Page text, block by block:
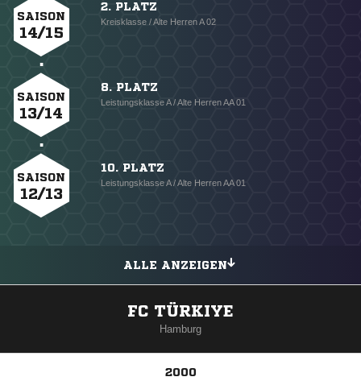
SAISON
14/15
2. PLATZ
Kreisklasse / Alte Herren A 02
SAISON
13/14
8. PLATZ
Leistungsklasse A / Alte Herren AA 01
SAISON
12/13
10. PLATZ
Leistungsklasse A / Alte Herren AA 01
ALLE ANZEIGEN
FC TÜRKIYE
Hamburg
2000